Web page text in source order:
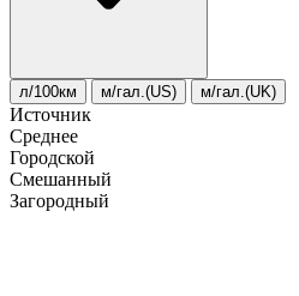
л/100км м/гал.(US) м/гал.(UK)
Источник
Среднее
Городской
Смешанный
Загородный